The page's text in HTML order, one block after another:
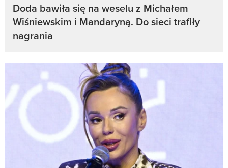
Doda bawiła się na weselu z Michałem
Wiśniewskim i Mandaryną. Do sieci trafiły
nagrania